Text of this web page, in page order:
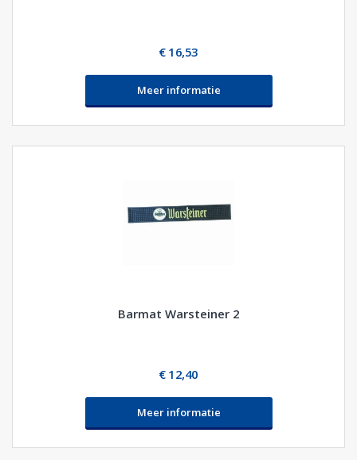
€ 16,53
Meer informatie
Barmat Warsteiner 2
€ 12,40
Meer informatie